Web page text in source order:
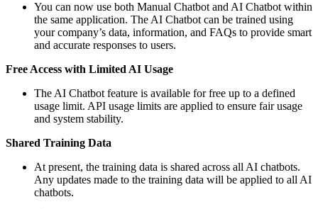
You can now use both Manual Chatbot and AI Chatbot within
the same application. The AI Chatbot can be trained using
your company’s data, information, and FAQs to provide smart
and accurate responses to users.
Free Access with Limited AI Usage
The AI Chatbot feature is available for free up to a defined
usage limit. API usage limits are applied to ensure fair usage
and system stability.
Shared Training Data
At present, the training data is shared across all AI chatbots.
Any updates made to the training data will be applied to all AI
chatbots.